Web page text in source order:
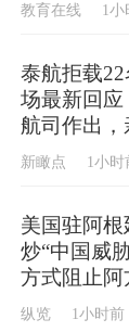
教育在线 1小
泰航拒载
场最新回应
航司作出
新瞰点 1小时
美国驻阿
炒“中国威
方式阻止阿
正常合作，
纵览 1小时前